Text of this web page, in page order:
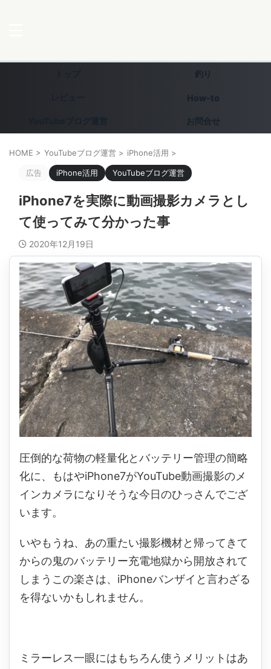
釣り
How-to
お問合せ
HOME > YouTubeブログ運営 > iPhone活用 >
広告 iPhone活用 YouTubeブログ運営
iPhone7を実際に動画撮影カメラとし
て使ってみて分かった事
2020年12月19日
圧倒的な荷物の軽量化とバッテリー管理の簡略
化に、もはやiPhone7がYouTube動画撮影のメ
インカメラになりそうな今日のひっさんでござ
います。
いやもうね、あの重たい撮影機材と帰ってきて
からの鬼のバッテリー充電地獄から開放されて
しまうこの楽さは、iPhoneバンザイと言わざる
を得ないかもしれません。
ミラーレス一眼にはもちろん使うメリットはあ